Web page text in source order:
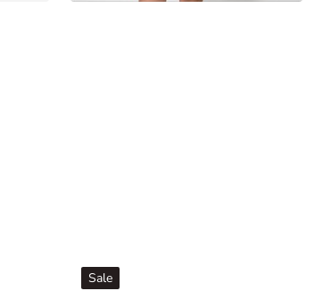
Sale